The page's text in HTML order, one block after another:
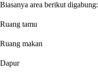
Biasanya area berikut digabung:
Ruang tamu
Ruang makan
Dapur